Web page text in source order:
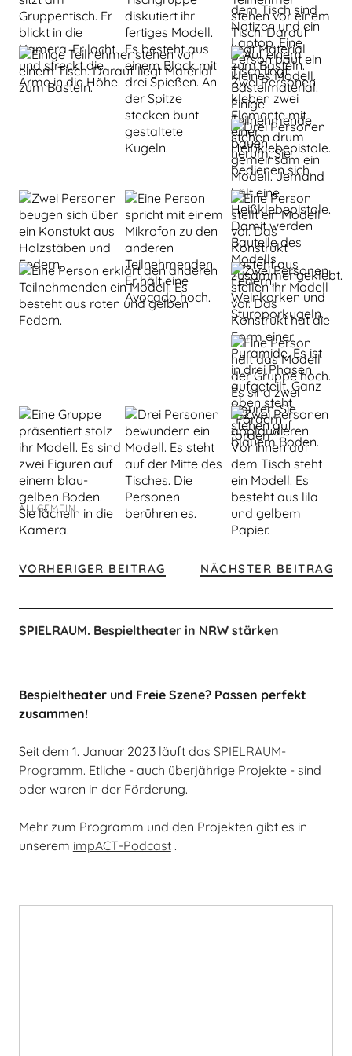
ALLGEMEIN
VORHERIGER BEITRAG NÄCHSTER BEITRAG
SPIELRAUM. Bespieltheater in NRW stärken
Bespieltheater und Freie Szene? Passen perfekt
zusammen!
Seit dem 1. Januar 2023 läuft das SPIELRAUM-
Programm. Etliche - auch überjährige Projekte - sind
oder waren in der Förderung.
Mehr zum Programm und den Projekten gibt es in
unserem impACT-Podcast.